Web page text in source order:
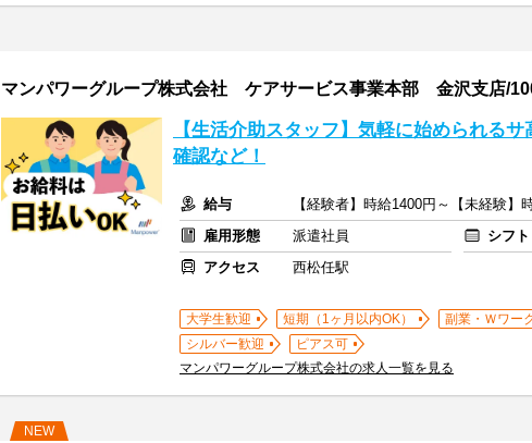
マンパワーグループ株式会社 ケアサービス事業本部 金沢支店/
【生活介助スタッフ】気軽に始められる
確認など！
給与
【経験者】時給1400円～【未経験
雇用形態
派遣社員 シフト
アクセス
西松任駅
大学生歓迎 短期（1ヶ月以内OK）
副業・Ｗワー
シルバー歓迎
ピアス可
マンパワーグループ株式会社の求人一覧を見る
NEW